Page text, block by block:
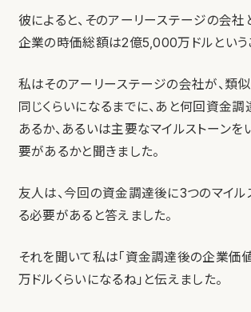
彼によると、そのアーリーステージの会
企業の時価総額は2億5,000万ドルという
私はそのアーリーステージの会社が、類
同じくらいになるまでに、あと何回資金
あるか、あるいは主要なマイルストーンを
要があるかと聞きました。
友人は、今回の資金調達後に3つのマイル
る必要があると答えました。
それを聞いて私は「資金調達後の企業価
万ドルくらいになるね」と伝えました。